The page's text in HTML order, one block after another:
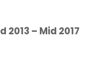
2013 – Mid 2017